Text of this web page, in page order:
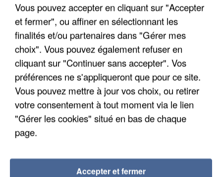
APRÈS TOUTES CES CANICULES, LES REFUGES
DE FAUNE SAUVAGE SONT...
Vous pouvez accepter en cliquant sur "Accepter
et fermer", ou affiner en sélectionnant les
finalités et/ou partenaires dans "Gérer mes
choix". Vous pouvez également refuser en
cliquant sur "Continuer sans accepter". Vos
préférences ne s'appliqueront que pour ce site.
Vous pouvez mettre à jour vos choix, ou retirer
votre consentement à tout moment via le lien
"Gérer les cookies" situé en bas de chaque
page.
Accepter et fermer